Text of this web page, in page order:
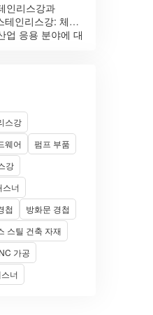
인리스강과
테인리스강: 체결
업 응용 분야에 대
스강
웨어
펌프 부품
강
스너
첩
방화문 경첩
스틸 건축 자재
가공
너